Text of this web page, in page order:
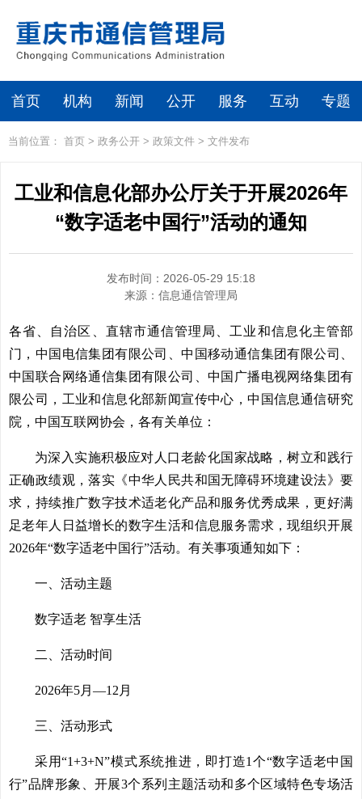
首页 机构 新闻 公开 服务 互动 专题
当前位置： 首页 > 政务公开 > 政策文件 > 文件发布
工业和信息化部办公厅关于开展2026年
“数字适老中国行”活动的通知​
发布时间：2026-05-29 15:18
来源： 信息通信管理局
各省、自治区、直辖市通信管理局、工业和信息化主管部
门，中国电信集团有限公司、中国移动通信集团有限公司、
中国联合网络通信集团有限公司、中国广播电视网络集团有
限公司，工业和信息化部新闻宣传中心，中国信息通信研究
院，中国互联网协会，各有关单位：
为深入实施积极应对人口老龄化国家战略，树立和践行
正确政绩观，落实《中华人民共和国无障碍环境建设法》要
求，持续推广数字技术适老化产品和服务优秀成果，更好满
足老年人日益增长的数字生活和信息服务需求，现组织开展
2026年“数字适老中国行”活动。有关事项通知如下：
一、活动主题
数字适老 智享生活
二、活动时间
2026年5月—12月
三、活动形式
采用“1+3+N”模式系统推进，即打造1个“数字适老中国
行”品牌形象、开展3个系列主题活动和多个区域特色专场活